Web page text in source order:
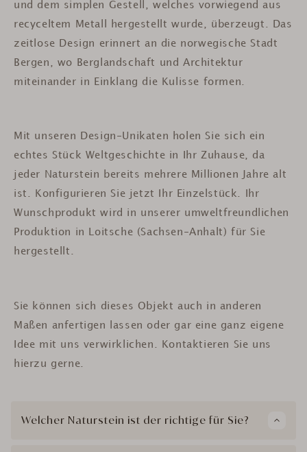
und dem simplen Gestell, welches vorwiegend aus
recyceltem Metall hergestellt wurde, überzeugt. Das
zeitlose Design erinnert an die norwegische Stadt
Bergen, wo Berglandschaft und Architektur
miteinander in Einklang die Kulisse formen.
Mit unseren Design-Unikaten holen Sie sich ein
echtes Stück Weltgeschichte in Ihr Zuhause, da
jeder Naturstein bereits mehrere Millionen Jahre alt
ist.
Konfigurieren Sie jetzt Ihr Einzelstück. Ihr
Wunschprodukt wird in unserer umweltfreundlichen
Produktion in Loitsche (Sachsen-Anhalt) für Sie
hergestellt.
Sie können sich dieses Objekt auch in anderen
Maßen anfertigen lassen oder gar eine ganz eigene
Idee mit uns verwirklichen. Kontaktieren Sie uns
hierzu gerne.
Welcher Naturstein ist der richtige für Sie?